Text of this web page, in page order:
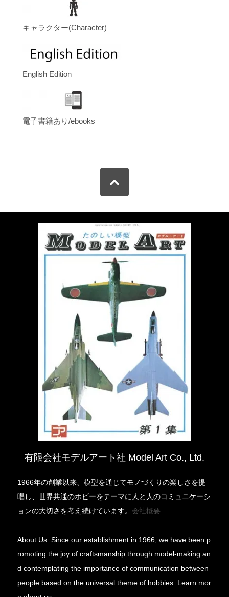
キャラクター(Character)
English Edition
電子書籍あり/ebooks
有限会社モデルアート社 Model Art Co., Ltd.
1966年の創業以来、模型を通じてモノづくりの楽しさを提
唱し、世界共通のホビーをテーマに人と人のコミュニケーシ
ョンの大切さを考え続けています。会社概要
About Us: Since our establishment in 1966, we have been p
romoting the joy of craftsmanship through model-making an
d contemplating the importance of communication between
people based on the universal theme of hobbies. Learn mor